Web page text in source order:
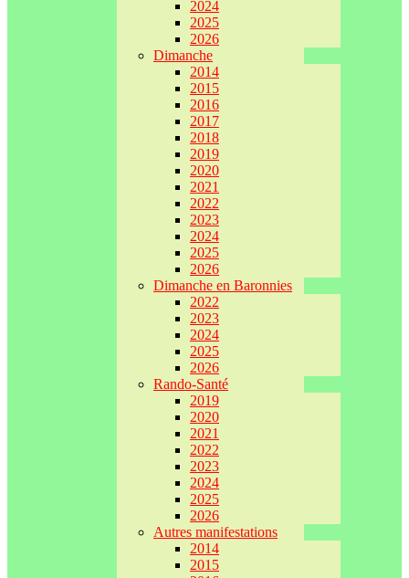
2024
2025
2026
Dimanche
2014
2015
2016
2017
2018
2019
2020
2021
2022
2023
2024
2025
2026
Dimanche en Baronnies
2022
2023
2024
2025
2026
Rando-Santé
2019
2020
2021
2022
2023
2024
2025
2026
Autres manifestations
2014
2015